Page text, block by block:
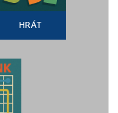
HRÁT